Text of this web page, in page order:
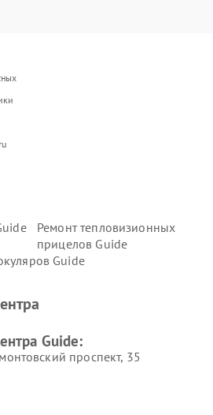
Ремонт тепловизионных
прицелов Guide
Guide
Guide:
проспект, 35